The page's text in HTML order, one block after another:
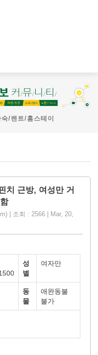
숙/렌트/홈스테이
치 근방, 여성만 거
| 조회 : 2566 | Mar, 20,
성
별
여자만
동
물
애완동불
불가